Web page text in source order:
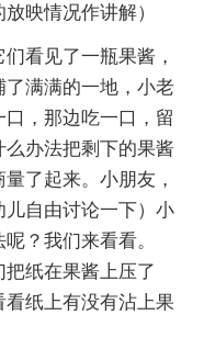
映情况作讲解）
看见了一瓶果酱，
满满的一地，小老
，那边吃一口，留
办法把剩下的果酱
了起来。小朋友，
自由讨论一下）小
？我们来看看。
纸在果酱上压了
纸上有没有沾上果